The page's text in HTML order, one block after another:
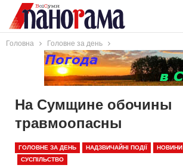
Головна Головне за день
На Сумщине обочины
травмоопасны
ГОЛОВНЕ ЗА ДЕНЬ НАДЗВИЧАЙНІ ПОДІЇ НОВИНИ
СУСПІЛЬСТВО